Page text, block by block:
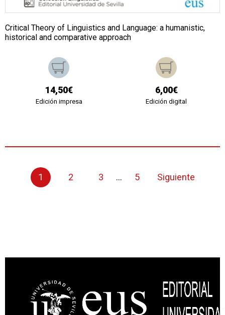
Critical Theory of Linguistics and Language: a humanistic,
historical and comparative approach
14,50€
Edición impresa
6,00€
Edición digital
1 2 3 ... 5 Siguiente